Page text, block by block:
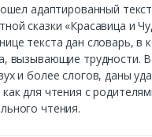
адаптированный текст
сказки «Красавица и
текста дан словарь, в
вызывающие трудности. В
и более слогов, даны
для чтения с
чтения.